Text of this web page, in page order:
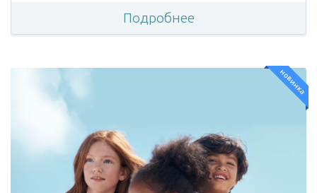
Подробнее
новинка